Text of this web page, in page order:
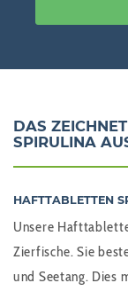
DAS
SPIRULINA
HAFTTABLETTEN
Unsere
Zierfische. Sie
und Seetang. Dies